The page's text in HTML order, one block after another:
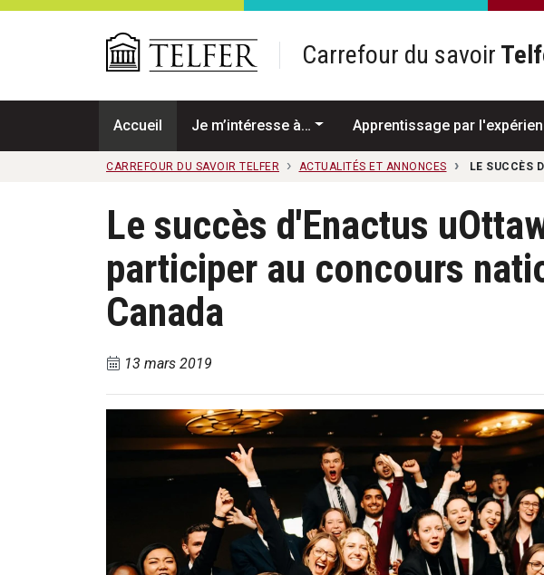
Passer au contenu principal
Carrefour du savoir
Accueil Je m’intéresse à… Apprentissage par
CARREFOUR DU SAVOIR TELFER ACTUALITÉS ET ANNONCES LE SUCCÈS
Le succès d'Enactus
participer au concours
Canada
13 mars 2019